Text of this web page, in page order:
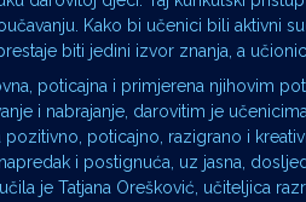
Kako bi učenici bili aktivni
biti jedini izvor znanja, a
poticajna i primjerena njihovim
i nabrajanje, darovitim je
pozitivno, poticajno, razigrano i
i postignuća, uz jasna,
je Tatjana Orešković, učiteljica